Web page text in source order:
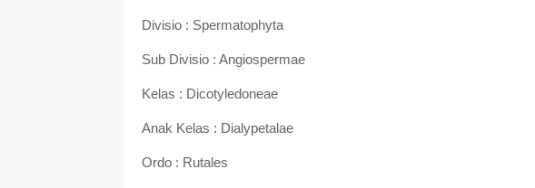
Divisio : Spermatophyta
Sub Divisio : Angiospermae
Kelas : Dicotyledoneae
Anak Kelas : Dialypetalae
Ordo : Rutales